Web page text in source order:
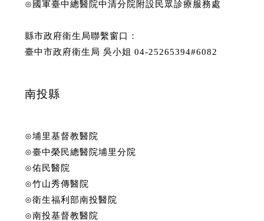
⊙國軍臺中總醫院中清分院附設民眾診療服務處
縣市政府衛生局聯繫窗口：
臺中市政府衛生局 吳小姐 04-25265394#6082
南投縣
⊙埔里基督教醫院
⊙臺中榮民總醫院埔里分院
⊙佑民醫院
⊙竹山秀傳醫院
⊙衛生福利部南投醫院
⊙南投基督教醫院